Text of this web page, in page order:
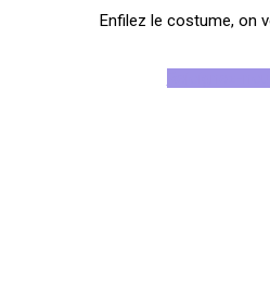
Enfilez le costume, on